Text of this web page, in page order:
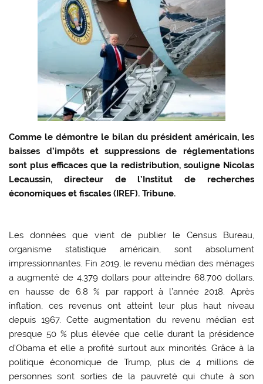
Comme le démontre le bilan du président américain, les
baisses d’impôts et suppressions de réglementations
sont plus efficaces que la redistribution, souligne Nicolas
Lecaussin, directeur de l’Institut de recherches
économiques et fiscales (IREF). Tribune.
Les données que vient de publier le Census Bureau,
organisme statistique américain, sont absolument
impressionnantes. Fin 2019, le revenu médian des ménages
a augmenté de 4.379 dollars pour atteindre 68.700 dollars,
en hausse de 6.8 % par rapport à l’année 2018. Après
inflation, ces revenus ont atteint leur plus haut niveau
depuis 1967. Cette augmentation du revenu médian est
presque 50 % plus élevée que celle durant la présidence
d’Obama et elle a profité surtout aux minorités. Grâce à la
politique économique de Trump, plus de 4 millions de
personnes sont sorties de la pauvreté qui chute à son